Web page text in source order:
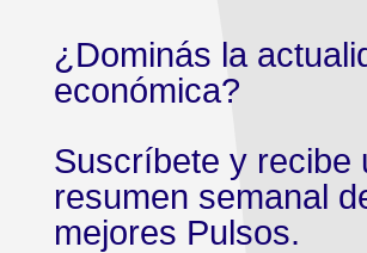
¿Dominás la
económica?
Suscríbete y recibe
resumen semanal
mejores Pulsos.